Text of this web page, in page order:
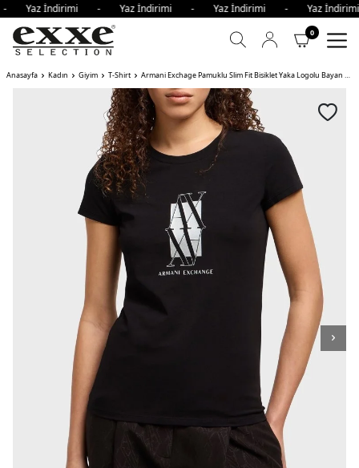
Yaz İndirimi - Yaz İndirimi - Yaz İndirimi - Yaz
0
Anasayfa Kadın Giyim T-Shirt Armani Exchage Pamuklu Slim Fit Bisiklet Yaka Logolu Bayan T Shirt